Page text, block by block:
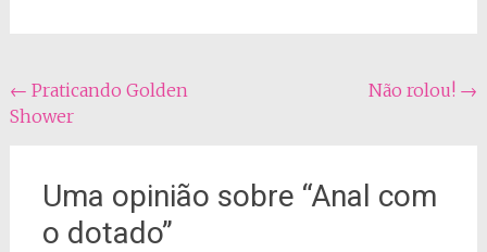
Navegação
do
← Praticando Golden
Shower
Não rolou! →
Uma opinião sobre “Anal com
o dotado”